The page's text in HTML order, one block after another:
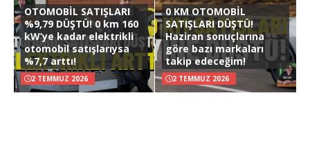
OTOMOBİL SATIŞLARI
%9,79 DÜŞTÜ! 0 km 160
kW’ye kadar elektrikli
otomobil satışlarıysa
%7,7 arttı!
2 TEMMUZ 2026
0 KM OTOMOBİL
SATIŞLARI DÜŞTÜ!
Haziran sonuçlarına
göre bazı markaları
takip edeceğim!
2 TEMMUZ 2026